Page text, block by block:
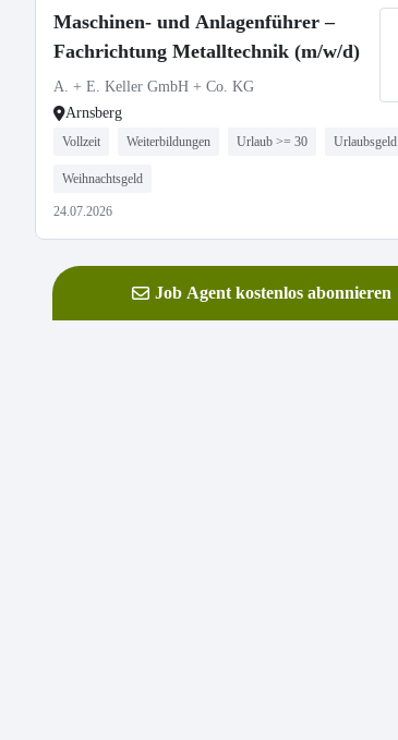
Maschinen- und Anlagenführer –
Fachrichtung Metalltechnik (m/w/d)
A. + E. Keller GmbH + Co. KG
Arnsberg
Vollzeit Weiterbildungen Urlaub >= 30 Urlaubsgeld
Weihnachtsgeld
24.07.2026
Job Agent kostenlos abonnieren